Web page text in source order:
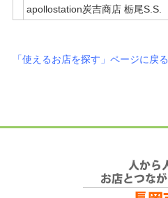
apollostation炭吉商店 栃尾S.S.
「使えるお店を探す」ページに戻る